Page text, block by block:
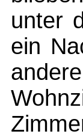
unter
ein